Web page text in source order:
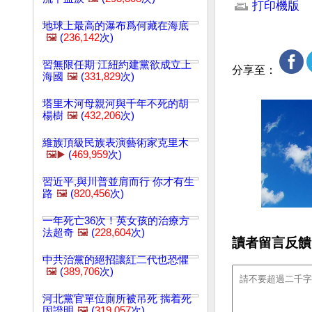
地球上最高的瀑布爲何藏在海底
🖼️ (236,142次)
習無限任期 江紐約建黨欲成立上
海國 🖼️ (331,829次)
塔里木河母親河與千年不死的胡
楊樹 🖼️ (432,206次)
維族頂級民族表演藝術家克里木
🖼️▶️ (469,959次)
習近平,與川普並肩而行 你才有生
路 🖼️ (820,456次)
一年死亡36次！英女孩的治療方
法超奇 🖼️ (228,604次)
中共治黨的絕招讓紅二代也恐懼
🖼️ (389,706次)
河北黨官單位廁所被吊死 揣着死
打印機版
分享至：
讀者留言反